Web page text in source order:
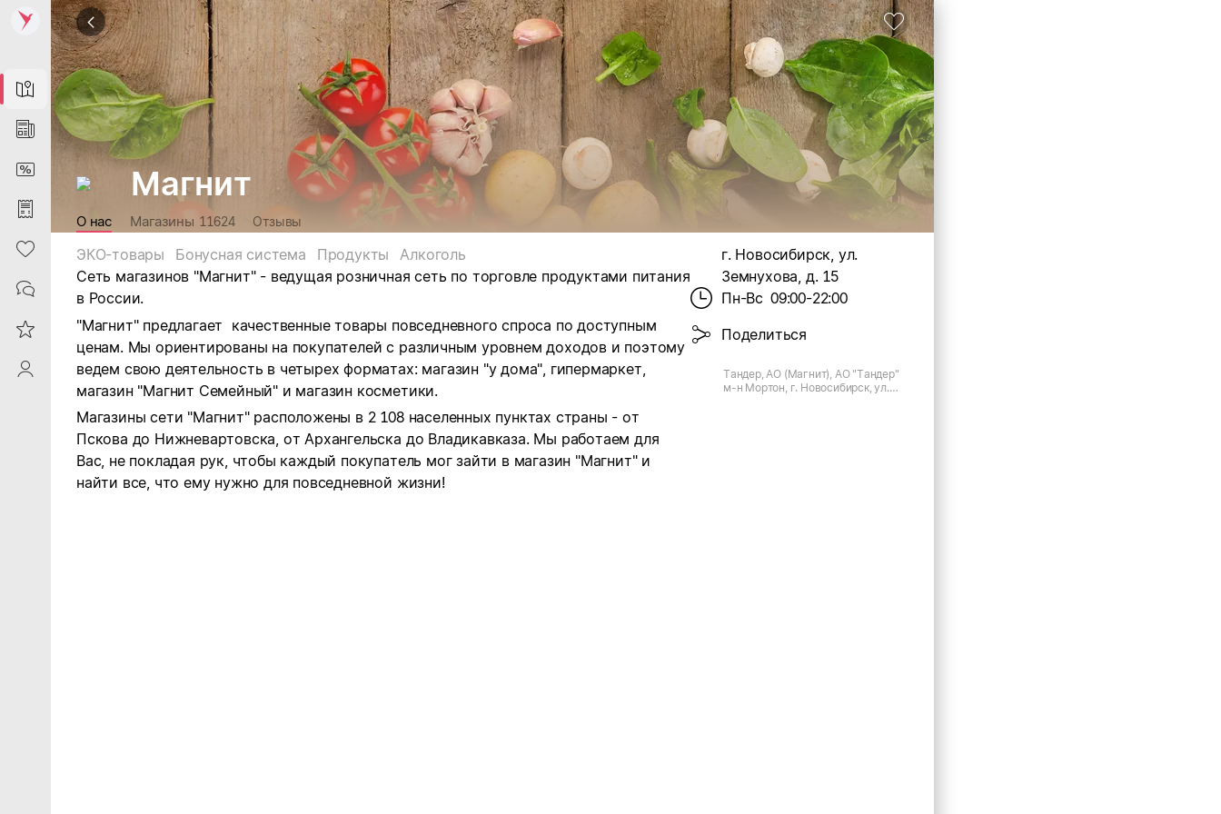
Map
News
DiscountCard
Purchases
Heart
Contacts
Reviews
ProfileSaby
Магнит
О нас Магазины 11624 Отзывы
ЭКО-товары Бонусная система Продукты
Алкоголь
Сеть магазинов "Магнит" - ведущая розничная сеть по торговле продуктами питания
в России.
"Магнит" предлагает качественные товары повседневного спроса по доступным
ценам. Мы ориентированы на покупателей с различным уровнем доходов и поэтому
ведем свою деятельность в четырех форматах: магазин "у дома", гипермаркет,
магазин "Магнит Семейный" и магазин косметики.
Магазины сети "Магнит" расположены в 2 108 населенных пунктах страны - от
Пскова до Нижневартовска, от Архангельска до Владикавказа. Мы работаем для
Вас, не покладая рук, чтобы каждый покупатель мог зайти в магазин "Магнит" и
найти все, что ему нужно для повседневной жизни!
г. Новосибирск, ул.
Земнухова, д. 15
Пн-Вс 09:00-22:00
Поделиться
Тандер, АО (Магнит), АО "Тандер"
м-н Мортон, г. Новосибирск, ул.